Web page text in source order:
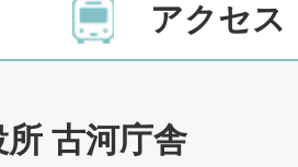
アクセス
古河庁舎